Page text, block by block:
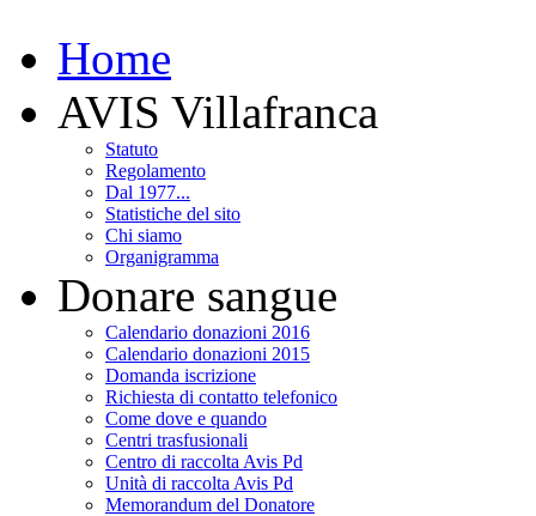
Home
AVIS Villafranca
Statuto
Regolamento
Dal 1977...
Statistiche del sito
Chi siamo
Organigramma
Donare sangue
Calendario donazioni 2016
Calendario donazioni 2015
Domanda iscrizione
Richiesta di contatto telefonico
Come dove e quando
Centri trasfusionali
Centro di raccolta Avis Pd
Unità di raccolta Avis Pd
Memorandum del Donatore